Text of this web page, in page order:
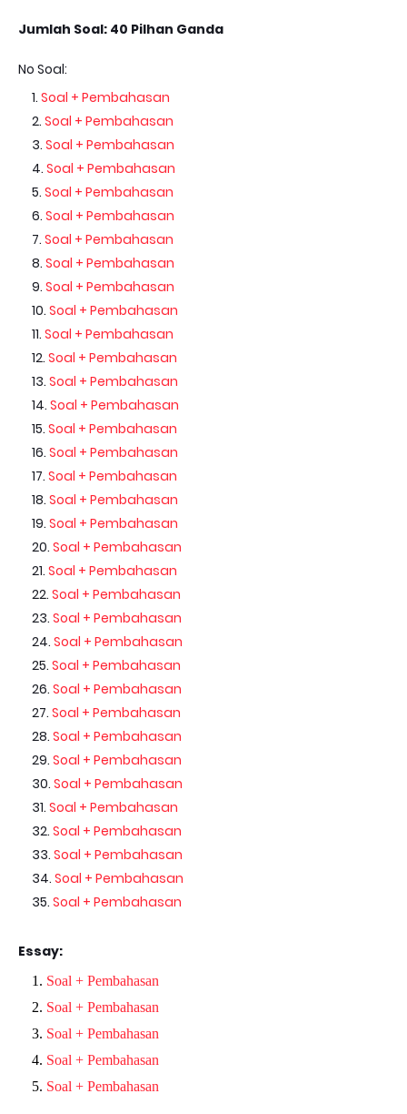
Jumlah Soal: 40 Pilhan Ganda
No Soal:
Soal + Pembahasan
Soal + Pembahasan
Soal + Pembahasan
Soal + Pembahasan
Soal + Pembahasan
Soal + Pembahasan
Soal + Pembahasan
Soal + Pembahasan
Soal + Pembahasan
Soal + Pembahasan
Soal + Pembahasan
Soal + Pembahasan
Soal + Pembahasan
Soal + Pembahasan
Soal + Pembahasan
Soal + Pembahasan
Soal + Pembahasan
Soal + Pembahasan
Soal + Pembahasan
Soal + Pembahasan
Soal + Pembahasan
Soal + Pembahasan
Soal + Pembahasan
Soal + Pembahasan
Soal + Pembahasan
Soal + Pembahasan
Soal + Pembahasan
Soal + Pembahasan
Soal + Pembahasan
Soal + Pembahasan
Soal + Pembahasan
Soal + Pembahasan
Soal + Pembahasan
Soal + Pembahasan
Soal + Pembahasan
Essay:
Soal + Pembahasan
Soal + Pembahasan
Soal + Pembahasan
Soal + Pembahasan
Soal + Pembahasan